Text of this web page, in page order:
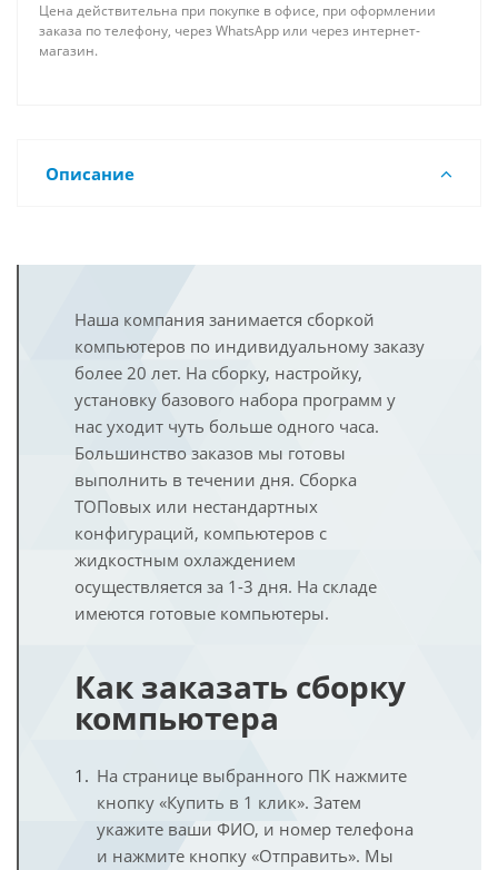
Цена действительна при покупке в офисе, при оформлении
заказа по телефону, через WhatsApp или через интернет-
магазин.
Описание
Наша компания занимается сборкой
компьютеров по индивидуальному заказу
более 20 лет. На сборку, настройку,
установку базового набора программ у
нас уходит чуть больше одного часа.
Большинство заказов мы готовы
выполнить в течении дня. Сборка
ТОПовых или нестандартных
конфигураций, компьютеров с
жидкостным охлаждением
осуществляется за 1-3 дня. На складе
имеются готовые компьютеры.
Как заказать сборку
компьютера
На странице выбранного ПК нажмите
кнопку «Купить в 1 клик». Затем
укажите ваши ФИО, и номер телефона
и нажмите кнопку «Отправить». Мы